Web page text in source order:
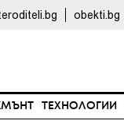
obekti.bg
ТЕХНОЛОГИИ